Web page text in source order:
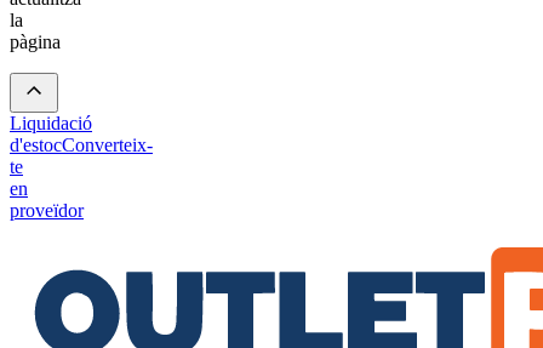
la
pàgina
Liquidació
d'estocConverteix-
te
en
proveïdor